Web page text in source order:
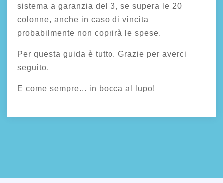
sistema a garanzia del 3, se supera le 20
colonne, anche in caso di vincita
probabilmente non coprirà le spese.
Per questa guida è tutto. Grazie per averci
seguito.
E come sempre... in bocca al lupo!